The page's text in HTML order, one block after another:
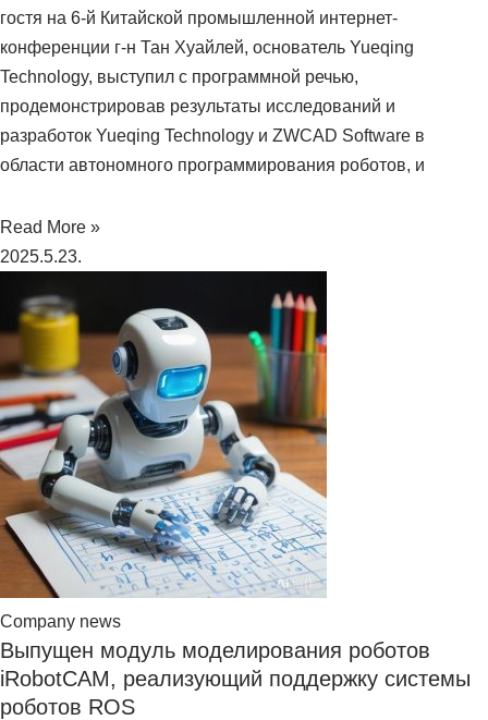
гостя на 6-й Китайской промышленной интернет-
конференции г-н Тан Хуайлей, основатель Yueqing
Technology, выступил с программной речью,
продемонстрировав результаты исследований и
разработок Yueqing Technology и ZWCAD Software в
области автономного программирования роботов, и
Read More »
2025.5.23.
Company news
Выпущен модуль моделирования роботов
iRobotCAM, реализующий поддержку системы
роботов ROS